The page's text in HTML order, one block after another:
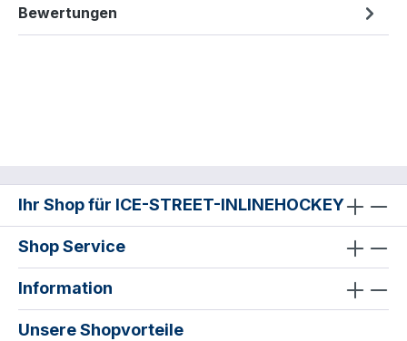
Bewertungen
Ihr Shop für ICE-STREET-INLINEHOCKEY
Shop Service
Information
Unsere Shopvorteile